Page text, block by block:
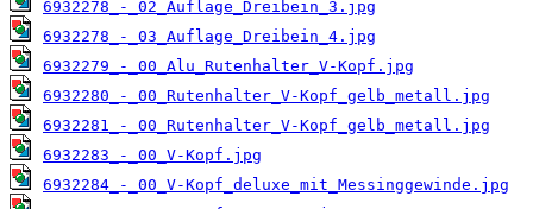
6932278_-_02_Auflage_Dreibein_3.jpg
6932278_-_03_Auflage_Dreibein_4.jpg
6932279_-_00_Alu_Rutenhalter_V-Kopf.jpg
6932280_-_00_Rutenhalter_V-Kopf_gelb_metall.jpg
6932281_-_00_Rutenhalter_V-Kopf_gelb_metall.jpg
6932283_-_00_V-Kopf.jpg
6932284_-_00_V-Kopf_deluxe_mit_Messinggewinde.jpg